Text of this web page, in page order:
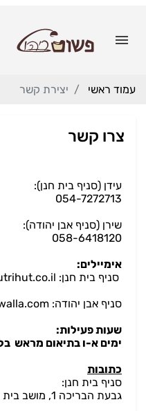
עמוד ראשי יצירת קשר
צרו קשר
עידן (סניף בית חנן):
054-7272713
שירן (סניף אבן יהודה):
058-6418120
אימיילים:
סניף בית חנן: home@pashutrihut.co.il
סניף אבן יהודה: shirann_g@walla.com
שעות פעילות:
ימים א-ו בתיאום מראש
כתובות
סניף בית חנן:
גבעת הבריכה 1, מושב בית חנן